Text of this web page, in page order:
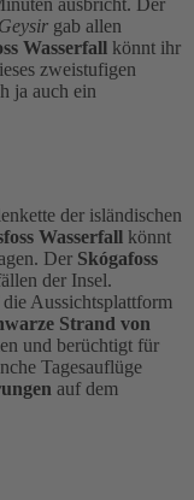
Geysir gab allen
Wasserfall könnt ihr
zweistufigen
ja auch ein
der isländischen
Wasserfall könnt
Der Skógafoss
der Insel.
Aussichtsplattform
Strand von
und berüchtigt für
Tagesauflüge
auf dem